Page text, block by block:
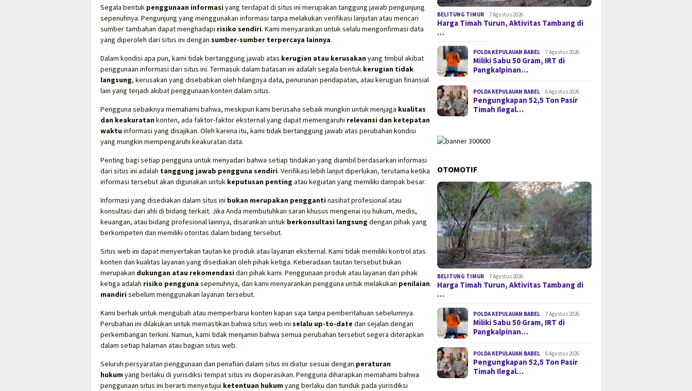
Segala bentuk penggunaan informasiyang terdapat di situs ini merupakan tanggung jawab pengunjung
sepenuhnya. Pengunjung yang menggunakan informasi tanpa melakukan verifikasi lanjutan atau mencari
sumber tambahan dapat menghadapi risiko sendiri. Kami menyarankan untuk selalu mengonfirmasi data
yang diperoleh dari situs ini dengan sumber-sumber terpercaya lainnya.
Dalam kondisi apa pun, kami tidak bertanggung jawab atas kerugian atau kerusakanyang timbul akibat
penggunaan informasi dari situs ini. Termasuk dalam batasan ini adalah segala bentuk kerugian tidak
langsung, kerusakan yang disebabkan oleh hilangnya data, penurunan pendapatan, atau kerugian finansial
lain yang terjadi akibat penggunaan konten dalam situs.
Pengguna sebaiknya memahami bahwa, meskipun kami berusaha sebaik mungkin untuk menjaga kualitas
dan keakuratankonten, ada faktor-faktor eksternal yang dapat memengaruhi relevansi dan ketepatan
waktuinformasi yang disajikan. Oleh karena itu, kami tidak bertanggung jawab atas perubahan kondisi
yang mungkin mempengaruhi keakuratan data.
Penting bagi setiap pengguna untuk menyadari bahwa setiap tindakan yang diambil berdasarkan informasi
dari situs ini adalah tanggung jawab pengguna sendiri. Verifikasi lebih lanjut diperlukan, terutama ketika
informasi tersebut akan digunakan untuk keputusan penting atau kegiatan yang memiliki dampak besar.
Informasi yang disediakan dalam situs ini bukan merupakan penggantinasihat profesional atau
konsultasi dari ahli di bidang terkait. Jika Anda membutuhkan saran khusus mengenai isu hukum, medis,
keuangan, atau bidang profesional lainnya, disarankan untuk berkonsultasi langsung dengan pihak yang
berkompeten dan memiliki otoritas dalam bidang tersebut.
Situs web ini dapat menyertakan tautan ke produk atau layanan eksternal. Kami tidak memiliki kontrol atas
konten dan kualitas layanan yang disediakan oleh pihak ketiga. Keberadaan tautan tersebut bukan
merupakan dukungan atau rekomendasidari pihak kami. Penggunaan produk atau layanan dari pihak
ketiga adalah risiko pengguna sepenuhnya, dan kami menyarankan pengguna untuk melakukan penilaian
mandirisebelum menggunakan layanan tersebut.
Kami berhak untuk mengubah atau memperbarui konten kapan saja tanpa pemberitahuan sebelumnya.
Perubahan ini dilakukan untuk memastikan bahwa situs web ini selalu up-to-date dan sejalan dengan
perkembangan terkini. Namun, kami tidak menjamin bahwa semua perubahan tersebut segera diterapkan
dalam setiap halaman atau bagian situs web.
Seluruh persyaratan penggunaan dan penafian dalam situs ini diatur sesuai dengan peraturan
hukumyang berlaku di yurisdiksi tempat situs ini dioperasikan. Pengguna diharapkan memahami bahwa
penggunaan situs ini berarti menyetujui ketentuan hukumyang berlaku dan tunduk pada yurisdiksi
BELITUNG TIMUR 7 Agustus 2026
Harga Timah Turun, Aktivitas Tambang di
…
POLDA KEPULAUAN BABEL 7 Agustus 2026
Miliki Sabu 50 Gram, IRT di
Pangkalpinan…
POLDA KEPULAUAN BABEL 6 Agustus 2026
Pengungkapan 52,5 Ton Pasir
Timah Ilegal…
OTOMOTIF
BELITUNG TIMUR 7 Agustus 2026
Harga Timah Turun, Aktivitas Tambang di
…
POLDA KEPULAUAN BABEL 7 Agustus 2026
Miliki Sabu 50 Gram, IRT di
Pangkalpinan…
POLDA KEPULAUAN BABEL 6 Agustus 2026
Pengungkapan 52,5 Ton Pasir
Timah Ilegal…